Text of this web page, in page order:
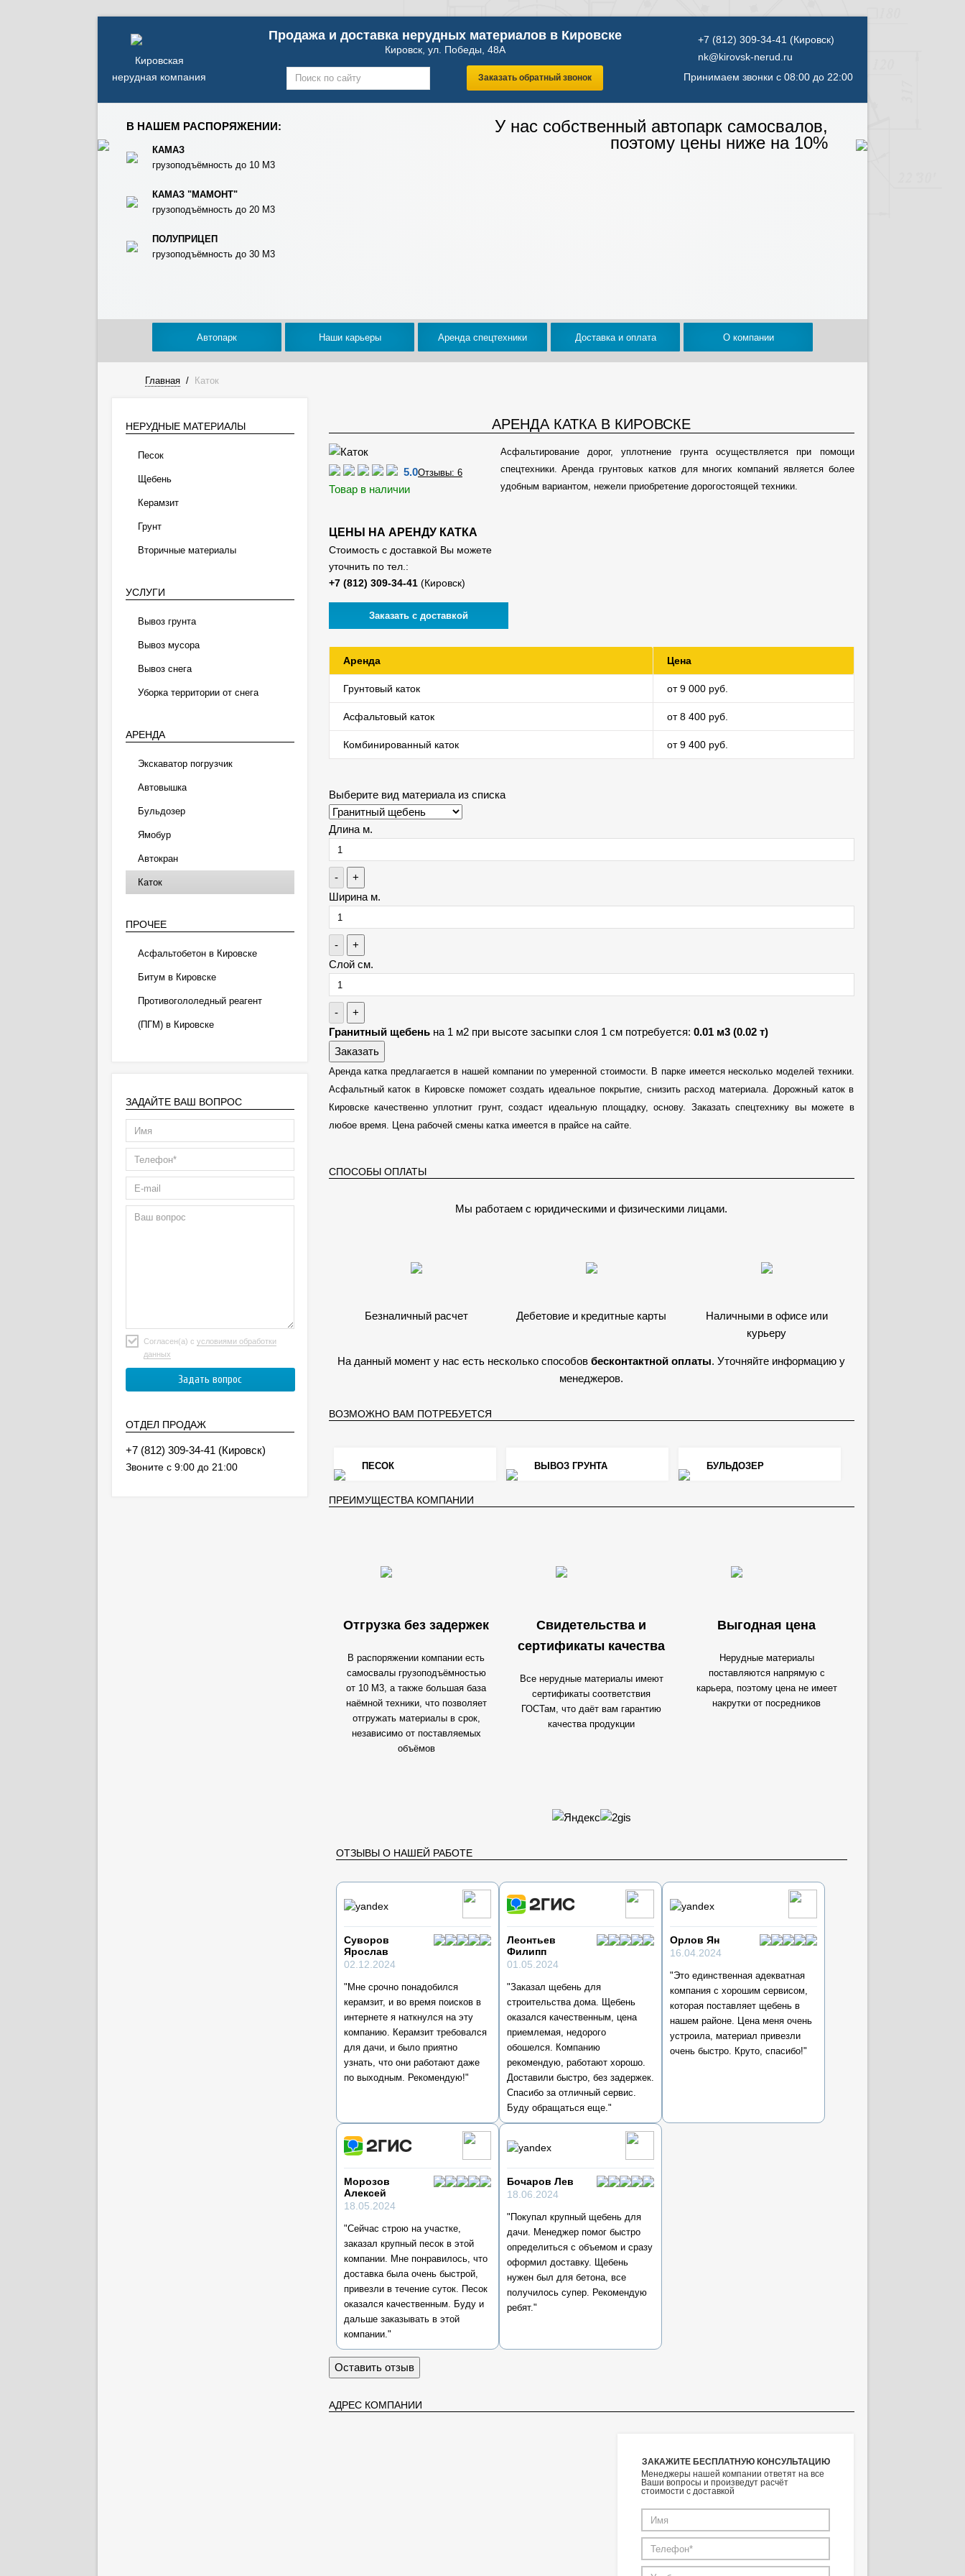
Кировская
нерудная компания
Продажа и доставка нерудных материалов в Кировске
Кировск, ул. Победы, 48А
Заказать обратный звонок
(Кировск)
nk@kirovsk-nerud.ru
Принимаем звонки с 08:00 до 22:00
В НАШЕМ РАСПОРЯЖЕНИИ:
КАМАЗ
грузоподъёмность до 10 М3
КАМАЗ "МАМОНТ"
грузоподъёмность до 20 М3
ПОЛУПРИЦЕП
грузоподъёмность до 30 М3
У нас собственный автопарк самосвалов,
поэтому цены ниже на 10%
Автопарк Наши карьеры Аренда спецтехники Доставка и оплата О компании
Главная/ Каток
АРЕНДА КАТКА В КИРОВСКЕ
5.0Отзывы: 6
Товар в наличии
Асфальтирование дорог, уплотнение грунта осуществляется при помощи
спецтехники. Аренда грунтовых катков для многих компаний является более
удобным вариантом, нежели приобретение дорогостоящей техники.
ЦЕНЫ НА АРЕНДУ КАТКА
Стоимость с доставкой Вы можете
уточнить по тел.:
(Кировск)
Заказать с доставкой
Аренда Цена
Грунтовый каток от 9 000 руб.
Асфальтовый каток от 8 400 руб.
Комбинированный каток от 9 400 руб.
Выберите вид материала из списка
Длина м.
-
+
Ширина м.
-
+
Слой см.
-
+
Гранитный щебеньна 1 м2 при высоте засыпки слоя 1 см потребуется: 0.01 м3 (0.02 т)
Заказать
Аренда катка предлагается в нашей компании по умеренной стоимости. В парке имеется несколько моделей техники.
Асфальтный каток в Кировске поможет создать идеальное покрытие, снизить расход материала. Дорожный каток в
Кировске качественно уплотнит грунт, создаст идеальную площадку, основу. Заказать спецтехнику вы можете в
любое время. Цена рабочей смены катка имеется в прайсе на сайте.
СПОСОБЫ ОПЛАТЫ
Мы работаем с юридическими и физическими лицами.
Безналичный расчет Дебетовие и кредитные карты
Наличными в офисе или
курьеру
На данный момент у нас есть несколько способов бесконтактной оплаты. Уточняйте информацию у
менеджеров.
ВОЗМОЖНО ВАМ ПОТРЕБУЕТСЯ
ПЕСОК ВЫВОЗ ГРУНТА БУЛЬДОЗЕР
ПРЕИМУЩЕСТВА КОМПАНИИ
Отгрузка без задержек
В распоряжении компании есть
самосвалы грузоподъёмностью
от 10 М3, а также большая база
наёмной техники, что позволяет
отгружать материалы в срок,
независимо от поставляемых
объёмов
Свидетельства и
сертификаты качества
Все нерудные материалы имеют
сертификаты соответствия
ГОСТам, что даёт вам гарантию
качества продукции
Выгодная цена
Нерудные материалы
поставляются напрямую с
карьера, поэтому цена не имеет
накрутки от посредников
ОТЗЫВЫ О НАШЕЙ РАБОТЕ
Суворов
Ярослав
02.12.2024
"Мне срочно понадобился
керамзит, и во время поисков в
интернете я наткнулся на эту
компанию. Керамзит требовался
для дачи, и было приятно
узнать, что они работают даже
по выходным. Рекомендую!"
Леонтьев
Филипп
01.05.2024
"Заказал щебень для
строительства дома. Щебень
оказался качественным, цена
приемлемая, недорого
обошелся. Компанию
рекомендую, работают хорошо.
Доставили быстро, без задержек.
Спасибо за отличный сервис.
Буду обращаться еще."
Орлов Ян
16.04.2024
"Это единственная адекватная
компания с хорошим сервисом,
которая поставляет щебень в
нашем районе. Цена меня очень
устроила, материал привезли
очень быстро. Круто, спасибо!"
Морозов
Алексей
18.05.2024
"Сейчас строю на участке,
заказал крупный песок в этой
компании. Мне понравилось, что
доставка была очень быстрой,
привезли в течение суток. Песок
оказался качественным. Буду и
дальше заказывать в этой
компании."
Бочаров Лев
18.06.2024
"Покупал крупный щебень для
дачи. Менеджер помог быстро
определиться с объемом и сразу
оформил доставку. Щебень
нужен был для бетона, все
получилось супер. Рекомендую
ребят."
Оставить отзыв
АДРЕС КОМПАНИИ
ЗАКАЖИТЕ БЕСПЛАТНУЮ КОНСУЛЬТАЦИЮ
Менеджеры нашей компании ответят на все
Ваши вопросы и произведут расчёт
стоимости с доставкой
НЕРУДНЫЕ МАТЕРИАЛЫ
Песок
Щебень
Керамзит
Грунт
Вторичные материалы
УСЛУГИ
Вывоз грунта
Вывоз мусора
Вывоз снега
Уборка территории от снега
АРЕНДА
Экскаватор погрузчик
Автовышка
Бульдозер
Ямобур
Автокран
Каток
ПРОЧЕЕ
Асфальтобетон в Кировске
Битум в Кировске
Противогололедный реагент
(ПГМ) в Кировске
ЗАДАЙТЕ ВАШ ВОПРОС
Согласен(а) с условиями обработки
данных
ОТДЕЛ ПРОДАЖ
(Кировск)
Звоните с 9:00 до 21:00